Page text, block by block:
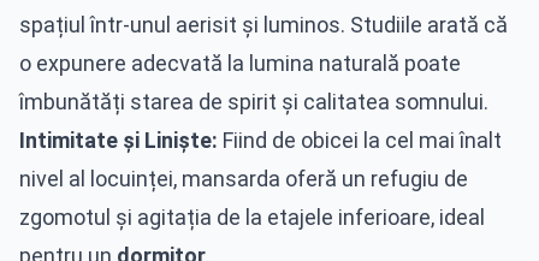
spațiul într-unul aerisit și luminos. Studiile arată că
o expunere adecvată la lumina naturală poate
îmbunătăți starea de spirit și calitatea somnului.
Intimitate și Liniște: Fiind de obicei la cel mai înalt
nivel al locuinței, mansarda oferă un refugiu de
zgomotul și agitația de la etajele inferioare, ideal
pentru un dormitor.